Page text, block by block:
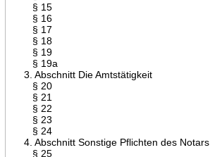
§ 15
§ 16
§ 17
§ 18
§ 19
§ 19a
3. Abschnitt Die Amtstätigkeit
§ 20
§ 21
§ 22
§ 23
§ 24
4. Abschnitt Sonstige Pflichten des Notars
§ 25